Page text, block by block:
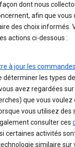
dont nous
afin que vous
des choix informés.
actions ci-dessous :
à jour les
déterminer les types
avez regardées
que vous voulez
vous utilisez des
consulter ces
certaines activités
similaire sur